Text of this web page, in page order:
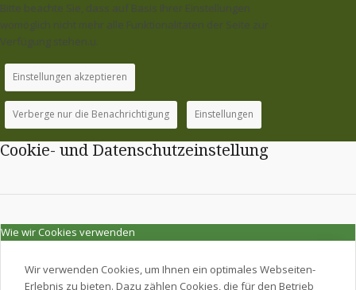
Bitte beachte Sie, dass auf Basis Ihrer Einstellungen
womöglich nicht mehr alle Funktionalitäten der Seite zur
Verfügung stehen.u.
Einstellungen akzeptieren
Verberge nur die Benachrichtigung Einstellungen
Cookie- und Datenschutzeinstellung
Wie wir Cookies verwenden
Wir verwenden Cookies, um Ihnen ein optimales Webseiten-
Erlebnis zu bieten. Dazu zählen Cookies, die für den Betrieb